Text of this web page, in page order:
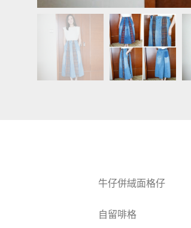
牛仔併絨面格仔
自留啡格